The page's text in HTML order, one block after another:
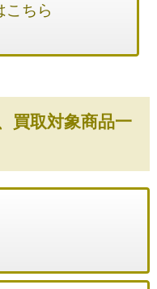
こちら
買取対象商品一